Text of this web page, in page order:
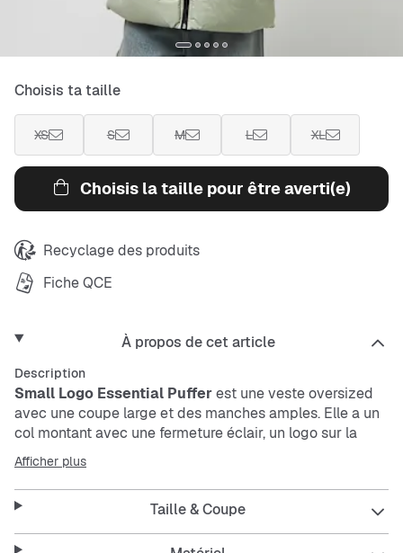
Choisis ta taille
XS S M L XL
Choisis la taille pour être averti(e)
Recyclage des produits
Fiche QCE
À propos de cet article
Description
Small Logo Essential Pufferest une veste oversized
avec une coupe large et des manches amples. Elle a un
col montant avec une fermeture éclair, un logo sur la
poitrine gauche, et des poches latérales avec fermeture.
À l'intérieur, tu trouves des poches pratiques avec
velcro. Son design colorblock apporte un style moderne
et dynamique.
Afficher plus
Taille & Coupe